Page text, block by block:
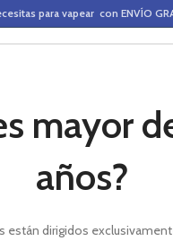
mayor
años?
están dirigidos
para vapear con ENVÍO
BASES Y AROMAS